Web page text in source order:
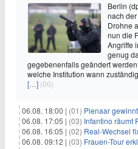
Berlin
nach
Drohne
nun die
Angriffe
genug
gegebenenfalls geändert
welche Institution wann
[…] (00)
06.08. 18:00 | (01) Pienaar gewinnt
06.08. 17:05 | (03) Infantino räumt
06.08. 16:05 | (02) Real-Wechsel
06.08. 09:12 | (03) Frauen-Tour